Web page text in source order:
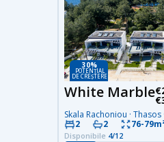
30%
DE CREȘTERE
POTENȚIAL
White Marble
Skala Rachoniou ·
2
2 76-
Disponibile 4/12